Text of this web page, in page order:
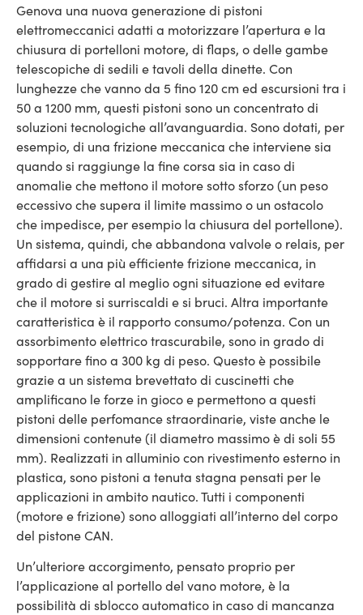
Genova una nuova generazione di pistoni
elettromeccanici adatti a motorizzare l’apertura e la
chiusura di portelloni motore, di flaps, o delle gambe
telescopiche di sedili e tavoli della dinette. Con
lunghezze che vanno da 5 fino 120 cm ed escursioni tra i
50 a 1200 mm, questi pistoni sono un concentrato di
soluzioni tecnologiche all’avanguardia. Sono dotati, per
esempio, di una frizione meccanica che interviene sia
quando si raggiunge la fine corsa sia in caso di
anomalie che mettono il motore sotto sforzo (un peso
eccessivo che supera il limite massimo o un ostacolo
che impedisce, per esempio la chiusura del portellone).
Un sistema, quindi, che abbandona valvole o relais, per
affidarsi a una più efficiente frizione meccanica, in
grado di gestire al meglio ogni situazione ed evitare
che il motore si surriscaldi e si bruci. Altra importante
caratteristica è il rapporto consumo/potenza. Con un
assorbimento elettrico trascurabile, sono in grado di
sopportare fino a 300 kg di peso. Questo è possibile
grazie a un sistema brevettato di cuscinetti che
amplificano le forze in gioco e permettono a questi
pistoni delle perfomance straordinarie, viste anche le
dimensioni contenute (il diametro massimo è di soli 55
mm). Realizzati in alluminio con rivestimento esterno in
plastica, sono pistoni a tenuta stagna pensati per le
applicazioni in ambito nautico. Tutti i componenti
(motore e frizione) sono alloggiati all’interno del corpo
del pistone CAN.
Un’ulteriore accorgimento, pensato proprio per
l’applicazione al portello del vano motore, è la
possibilità di sblocco automatico in caso di mancanza